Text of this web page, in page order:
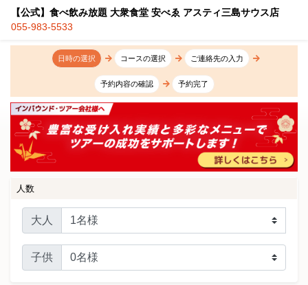
【公式】食べ飲み放題 大衆食堂 安べゑ アスティ三島サウス店
055-983-5533
日時の選択 コースの選択 ご連絡先の入力
予約内容の確認 予約完了
人数
大人
子供